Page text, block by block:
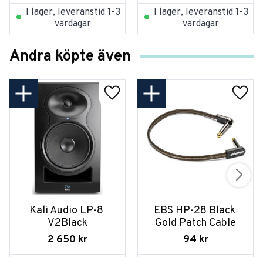
I lager, leveranstid 1-3
vardagar
I lager, leveranstid 1-3
vardagar
Andra köpte även
Kali Audio LP-8
V2Black
2 650 kr
EBS HP-28 Black
Gold Patch Cable
94 kr